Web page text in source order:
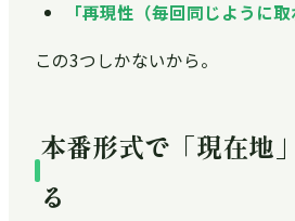
「再現性（毎回同じように取
この3つしかないから。
本番形式で「現在地
る